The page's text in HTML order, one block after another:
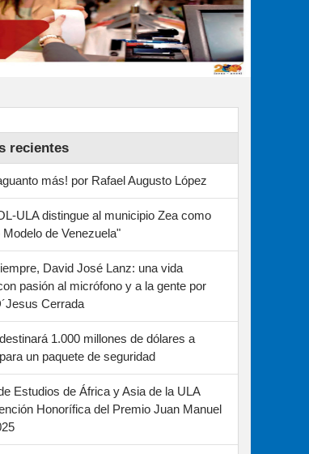
recientes
más! por Rafael Augusto López
ULA distingue al municipio Zea como
de Venezuela"
David José Lanz: una vida
pasión al micrófono y a la gente por
Cerrada
1.000 millones de dólares a
un paquete de seguridad
Estudios de África y Asia de la ULA
Honorífica del Premio Juan Manuel